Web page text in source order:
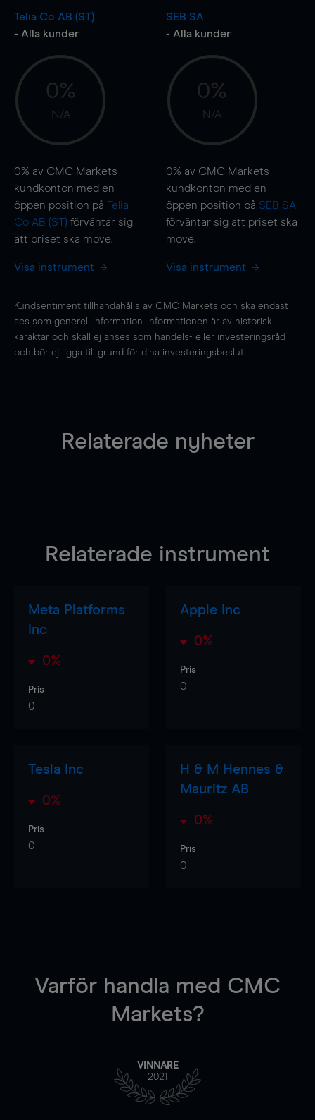
Telia Co AB (ST)
- Alla kunder
0%
N/A
0% av CMC Markets
kundkonton med en
öppen position på Telia
Co AB (ST) förväntar sig
att priset ska move.
Visa instrument
SEB SA
- Alla kunder
0%
N/A
0% av CMC Markets
kundkonton med en
öppen position på SEB SA
förväntar sig att priset ska
move.
Visa instrument
Kundsentiment tillhandahålls av CMC Markets och ska endast
ses som generell information. Informationen är av historisk
karaktär och skall ej anses som handels- eller investeringsråd
och bör ej ligga till grund för dina investeringsbeslut.
Relaterade nyheter
Relaterade instrument
Meta Platforms
Inc
0%
Pris
0
Apple Inc
0%
Pris
0
Tesla Inc
0%
Pris
0
H & M Hennes &
Mauritz AB
0%
Pris
0
Varför handla med CMC
Markets?
VINNARE
2021